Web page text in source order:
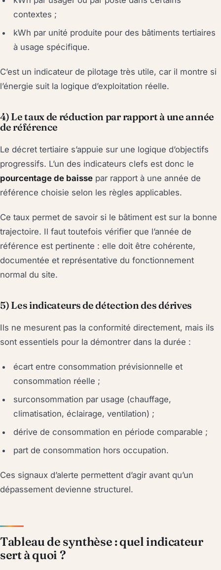
contextes ;
kWh par unité produite pour des bâtiments tertiaires
à usage spécifique.
C’est un indicateur de pilotage très utile, car il montre si
l’énergie suit la logique d’exploitation réelle.
4) Le taux de réduction par rapport à une année
de référence
Le décret tertiaire s’appuie sur une logique d’objectifs
progressifs. L’un des indicateurs clefs est donc le
pourcentage de baisse par rapport à une année de
référence choisie selon les règles applicables.
Ce taux permet de savoir si le bâtiment est sur la bonne
trajectoire. Il faut toutefois vérifier que l’année de
référence est pertinente : elle doit être cohérente,
documentée et représentative du fonctionnement
normal du site.
5) Les indicateurs de détection des dérives
Ils ne mesurent pas la conformité directement, mais ils
sont essentiels pour la démontrer dans la durée :
écart entre consommation prévisionnelle et
consommation réelle ;
surconsommation par usage (chauffage,
climatisation, éclairage, ventilation) ;
dérive de consommation en période comparable ;
part de consommation hors occupation.
Ces signaux d’alerte permettent d’agir avant qu’un
dépassement devienne structurel.
Tableau de synthèse : quel indicateur
sert à quoi ?